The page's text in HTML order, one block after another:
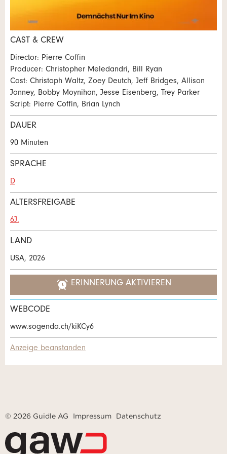
Nachricht
* Eingabe erforderlich
Schliessen
* Eingabe erforderlich
guidle übermittelt.
NACHRICHT SENDEN
Schliessen
CAST & CREW
Director: Pierre Coffin
Producer: Christopher Meledandri, Bill Ryan
Cast: Christoph Waltz, Zoey Deutch, Jeff Bridges, Allison
Janney, Bobby Moynihan, Jesse Eisenberg, Trey Parker
Script: Pierre Coffin, Brian Lynch
DAUER
90 Minuten
SPRACHE
D
ALTERSFREIGABE
6J.
LAND
USA, 2026
ERINNERUNG AKTIVIEREN
WEBCODE
www.sogenda.ch/kiKCy6
Anzeige beanstanden
© 2026 Guidle AG Impressum Datenschutz